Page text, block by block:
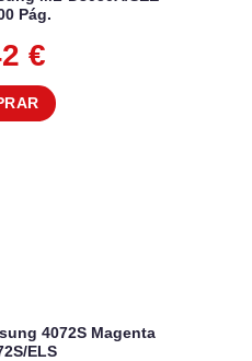
Pág.
€
4072S Magenta
ELS